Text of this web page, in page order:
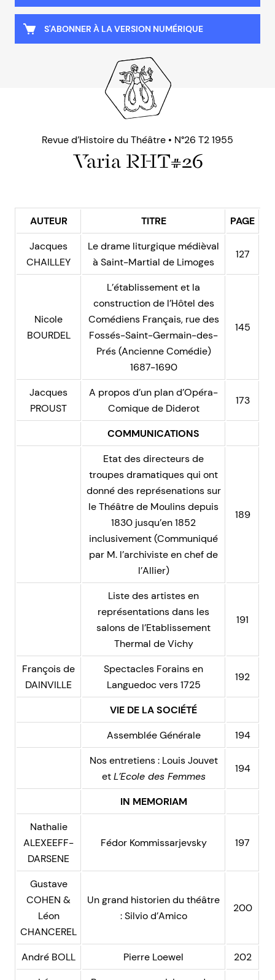
S'ABONNER À LA VERSION NUMÉRIQUE
Revue d’Histoire du Théâtre • N°26 T2 1955
Varia RHT#26
AUTEUR TITRE
PAGE
Jacques
CHAILLEY
Le drame liturgique médièval
à Saint-Martial de Limoges
127
Nicole
BOURDEL
L’établissement et la
construction de l’Hôtel des
Comédiens Français, rue des
Fossés-Saint-Germain-des-
Prés (Ancienne Comédie)
1687-1690
145
Jacques
PROUST
A propos d’un plan d’Opéra-
Comique de Diderot
173
COMMUNICATIONS
Etat des directeurs de
troupes dramatiques qui ont
donné des représenations sur
le Théâtre de Moulins depuis
1830 jusqu’en 1852
inclusivement (Communiqué
par M. l’archiviste en chef de
l’Allier)
189
Liste des artistes en
représentations dans les
salons de l’Etablissement
Thermal de Vichy
191
François de
DAINVILLE
Spectacles Forains en
Languedoc vers 1725
192
VIE DE LA SOCIÉTÉ
Assemblée Générale
194
Nos entretiens : Louis Jouvet
etL’Ecole des Femmes
194
IN MEMORIAM
Nathalie
ALEXEEFF-
DARSENE
Fédor Kommissarjevsky 197
Gustave
COHEN &
Léon
CHANCEREL
Un grand historien du théâtre
: Silvio d’Amico
200
André BOLL Pierre Loewel
202